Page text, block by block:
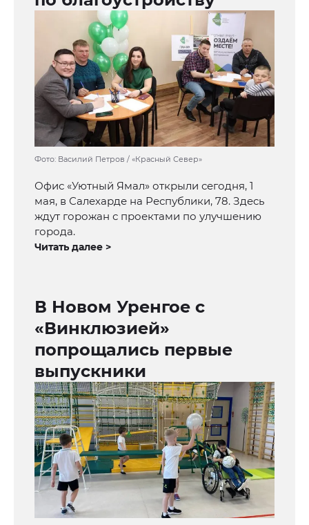
Фото: Василий Петров / «Красный Север»
Офис «Уютный Ямал» открыли сегодня, 1
мая, в Салехарде на Республики, 78. Здесь
ждут горожан с проектами по улучшению
города.
Читать далее >
В Новом Уренгое с
«Винклюзией»
попрощались первые
выпускники